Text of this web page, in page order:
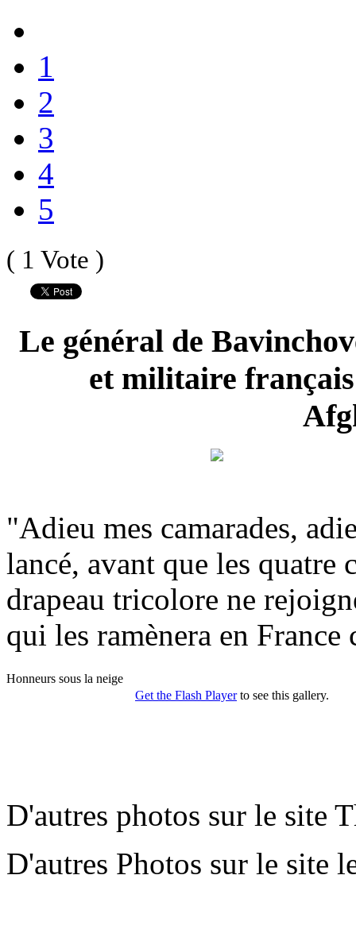
1
2
3
4
5
( 1 Vote )
Le général de
et militaire français
"Adieu mes camarades,
lancé, avant que les quatre
drapeau tricolore ne
qui les ramènera en France
D'autres photos sur le site
D'autres Photos sur le site